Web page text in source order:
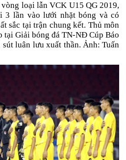
loại lẫn VCK U15 QG 2019,
3 lần vào lưới nhặt bóng và có
sắc tại trận chung kết. Thủ môn
tại Giải bóng đá TN-NĐ Cúp Báo
sút luân lưu xuất thần. Ảnh: Tuấn